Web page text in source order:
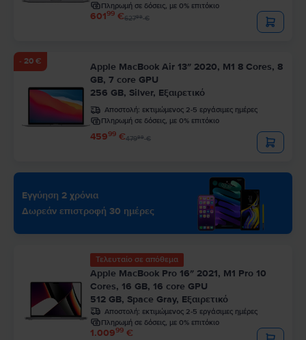
Πληρωμή σε δόσεις, με 0% επιτόκιο
60199 €62799€
- 20 €
Apple MacBook Air 13″ 2020, M1 8 Cores, 8
GB, 7 core GPU
256 GB, Silver, Εξαιρετικό
Αποστολή: εκτιμώμενος 2-5 εργάσιμες ημέρες
Πληρωμή σε δόσεις, με 0% επιτόκιο
45999 €47999€
Εγγύηση 2 χρόνια
Δωρεάν επιστροφή 30 ημέρες
Τελευταίο σε απόθεμα
Apple MacBook Pro 16″ 2021, M1 Pro 10
Cores, 16 GB, 16 core GPU
512 GB, Space Gray, Εξαιρετικό
Αποστολή: εκτιμώμενος 2-5 εργάσιμες ημέρες
Πληρωμή σε δόσεις, με 0% επιτόκιο
1.00999 €